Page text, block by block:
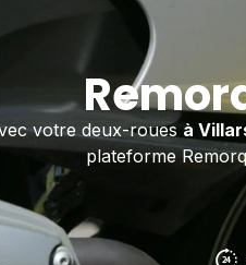
votre deux-roues à
plateforme